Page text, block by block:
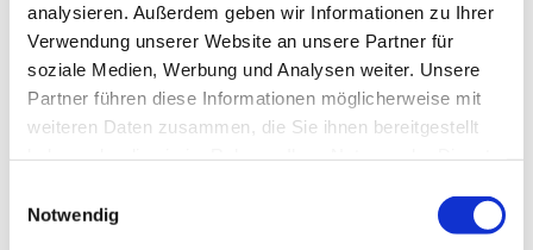
analysieren. Außerdem geben wir Informationen zu Ihrer
Verwendung unserer Website an unsere Partner für
soziale Medien, Werbung und Analysen weiter. Unsere
Partner führen diese Informationen möglicherweise mit
weiteren Daten zusammen, die Sie ihnen bereitgestellt
Notwendig